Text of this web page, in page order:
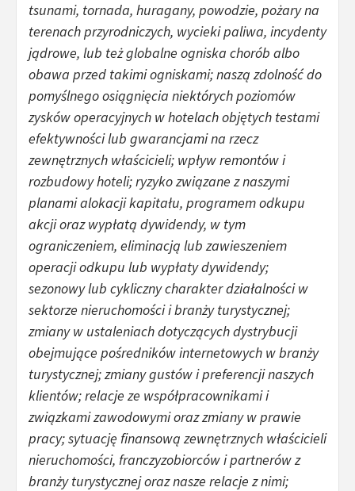
tsunami, tornada, huragany, powodzie, pożary na
terenach przyrodniczych, wycieki paliwa, incydenty
jądrowe, lub też globalne ogniska chorób albo
obawa przed takimi ogniskami; naszą zdolność do
pomyślnego osiągnięcia niektórych poziomów
zysków operacyjnych w hotelach objętych testami
efektywności lub gwarancjami na rzecz
zewnętrznych właścicieli; wpływ remontów i
rozbudowy hoteli; ryzyko związane z naszymi
planami alokacji kapitału, programem odkupu
akcji oraz wypłatą dywidendy, w tym
ograniczeniem, eliminacją lub zawieszeniem
operacji odkupu lub wypłaty dywidendy;
sezonowy lub cykliczny charakter działalności w
sektorze nieruchomości i branży turystycznej;
zmiany w ustaleniach dotyczących dystrybucji
obejmujące pośredników internetowych w branży
turystycznej; zmiany gustów i preferencji naszych
klientów; relacje ze współpracownikami i
związkami zawodowymi oraz zmiany w prawie
pracy; sytuację finansową zewnętrznych właścicieli
nieruchomości, franczyzobiorców i partnerów z
branży turystycznej oraz nasze relacje z nimi;